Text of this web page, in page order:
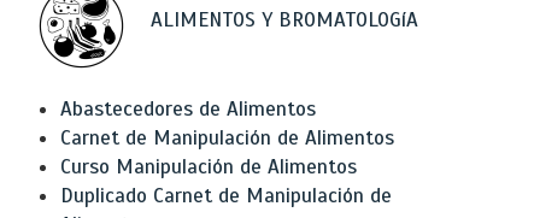
ALIMENTOS Y BROMATOLOGíA
Abastecedores de Alimentos
Carnet de Manipulación de Alimentos
Curso Manipulación de Alimentos
Duplicado Carnet de Manipulación de